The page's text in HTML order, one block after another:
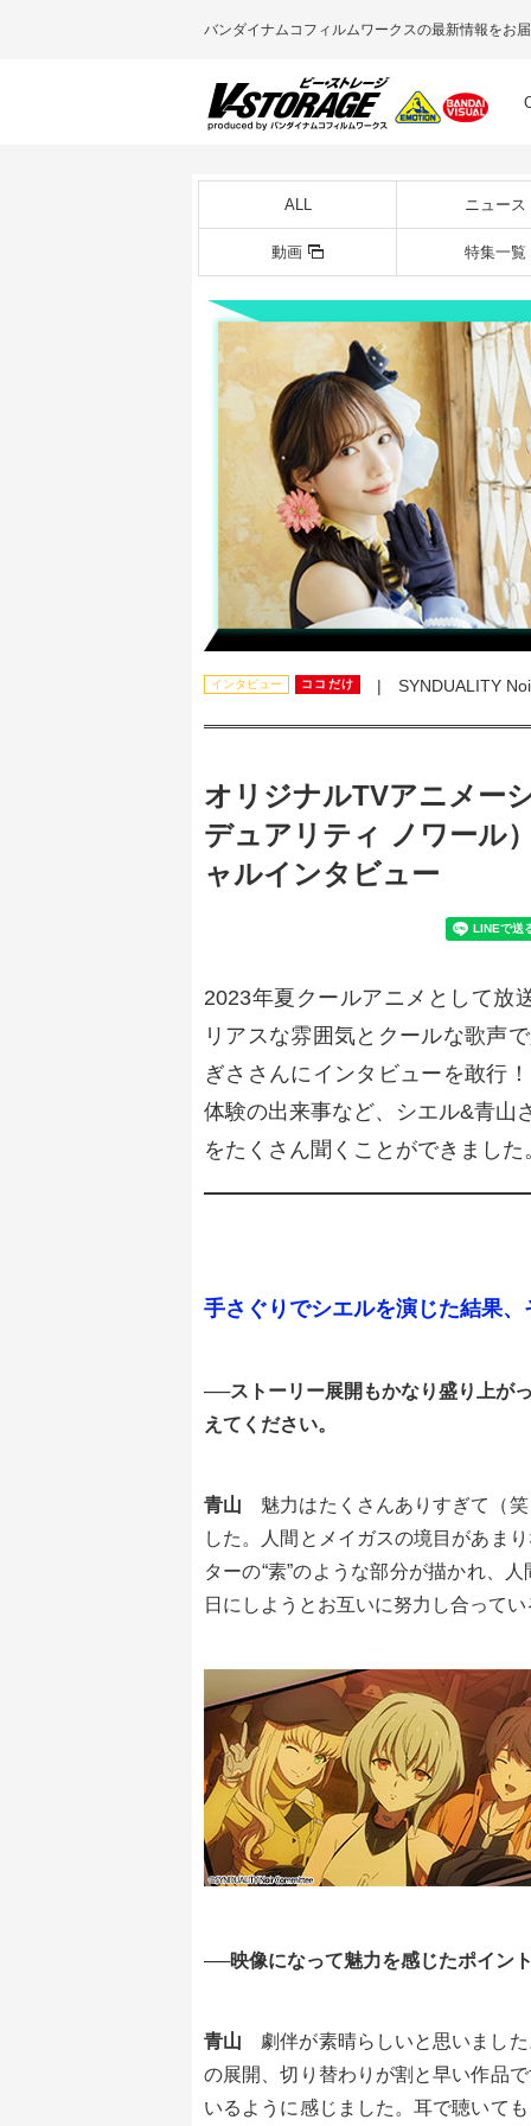
バンダイナムコフィルムワークスの最新情報をお
ALL ニュース
動画 特集一覧
インタビュー ココだけ | SYNDUALITY
オリジナルTVアニメー
デュアリティ ノワール
ャルインタビュー
2023年夏クールアニメとして放
リアスな雰囲気とクールな歌声
ぎささんにインタビューを敢行
体験の出来事など、シエル&青山
をたくさん聞くことができました
手さぐりでシエルを演じた結果
──ストーリー展開もかなり盛り上が
えてください。
青山
魅力はたくさんありすぎて（
した。人間とメイガスの境目があま
ターの“素”のような部分が描かれ、
日にしようとお互いに努力し合って
──映像になって魅力を感じたポイン
青山
劇伴が素晴らしいと思いまし
の展開、切り替わりが割と早い作品
いるように感じました。耳で聴いて